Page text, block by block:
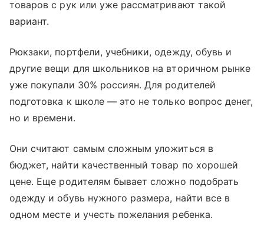
товаров с рук или уже рассматривают такой
вариант.
Рюкзаки, портфели, учебники, одежду, обувь и
другие вещи для школьников на вторичном рынке
уже покупали 30% россиян. Для родителей
подготовка к школе — это не только вопрос денег,
но и времени.
Они считают самым сложным уложиться в
бюджет, найти качественный товар по хорошей
цене. Еще родителям бывает сложно подобрать
одежду и обувь нужного размера, найти все в
одном месте и учесть пожелания ребенка.